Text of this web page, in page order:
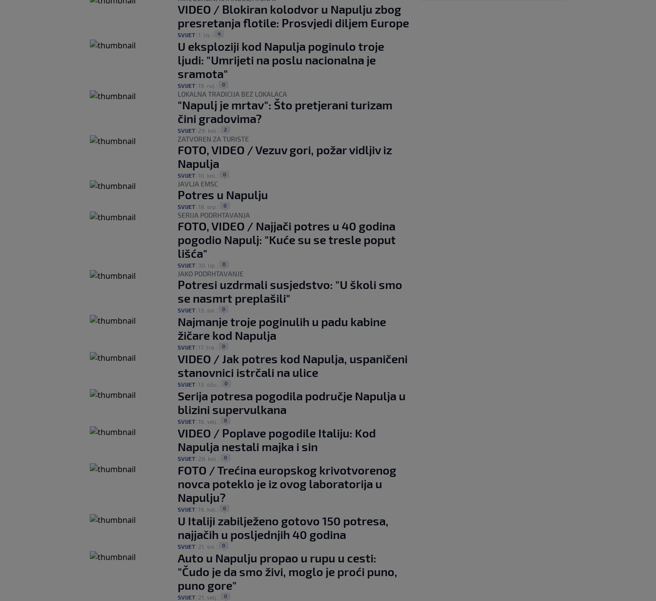
VIDEO / Blokiran kolodvor u Napulju zbog
presretanja flotile: Prosvjedi diljem Europe
SVIJET 1. lis. 4
U eksploziji kod Napulja poginulo troje
ljudi: "Umrijeti na poslu nacionalna je
sramota"
SVIJET 19. ruj. 0
LOKALNA TRADICIJA BEZ LOKALACA
"Napulj je mrtav": Što pretjerani turizam
čini gradovima?
SVIJET 29. kol. 2
ZATVOREN ZA TURISTE
FOTO, VIDEO / Vezuv gori, požar vidljiv iz
Napulja
SVIJET 10. kol. 0
JAVLJA EMSC
Potres u Napulju
SVIJET 18. srp. 0
SERIJA PODRHTAVANJA
FOTO, VIDEO / Najjači potres u 40 godina
pogodio Napulj: "Kuće su se tresle poput
lišća"
SVIJET 30. lip. 0
JAKO PODRHTAVANJE
Potresi uzdrmali susjedstvo: "U školi smo
se nasmrt preplašili"
SVIJET 13. svi. 0
Najmanje troje poginulih u padu kabine
žičare kod Napulja
SVIJET 17. tra. 0
VIDEO / Jak potres kod Napulja, uspaničeni
stanovnici istrčali na ulice
SVIJET 13. ožu. 0
Serija potresa pogodila područje Napulja u
blizini supervulkana
SVIJET 16. velj. 0
VIDEO / Poplave pogodile Italiju: Kod
Napulja nestali majka i sin
SVIJET 28. kol. 0
FOTO / Trećina europskog krivotvorenog
novca poteklo je iz ovog laboratorija u
Napulju?
SVIJET 19. kol. 0
U Italiji zabilježeno gotovo 150 potresa,
najjačih u posljednjih 40 godina
SVIJET 21. svi. 0
Auto u Napulju propao u rupu u cesti:
"Čudo je da smo živi, moglo je proći puno,
puno gore"
SVIJET 21. velj. 0